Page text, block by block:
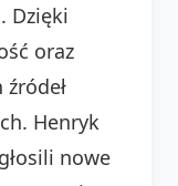
Dzięki
oraz
Henryk
nowe